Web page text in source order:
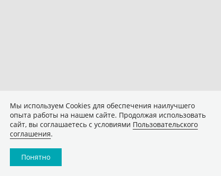
Мы используем Сookies для обеспечения наилучшего
опыта работы на нашем сайте. Продолжая использовать
сайт, вы соглашаетесь с условиями Пользовательского
соглашения.
Понятно